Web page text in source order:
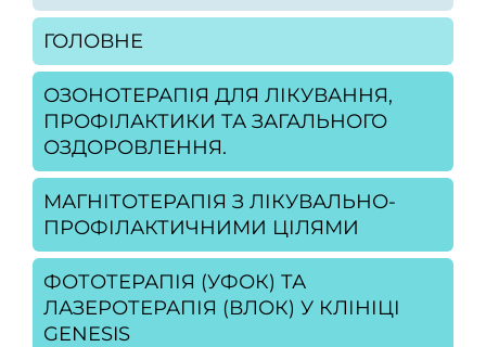
ГОЛОВНЕ
ОЗОНОТЕРАПІЯ ДЛЯ ЛІКУВАННЯ,
ПРОФІЛАКТИКИ ТА ЗАГАЛЬНОГО
ОЗДОРОВЛЕННЯ.
МАГНІТОТЕРАПІЯ З ЛІКУВАЛЬНО-
ПРОФІЛАКТИЧНИМИ ЦІЛЯМИ
ФОТОТЕРАПІЯ (УФОК) ТА
ЛАЗЕРОТЕРАПІЯ (ВЛОК) У КЛІНІЦІ
GENESIS